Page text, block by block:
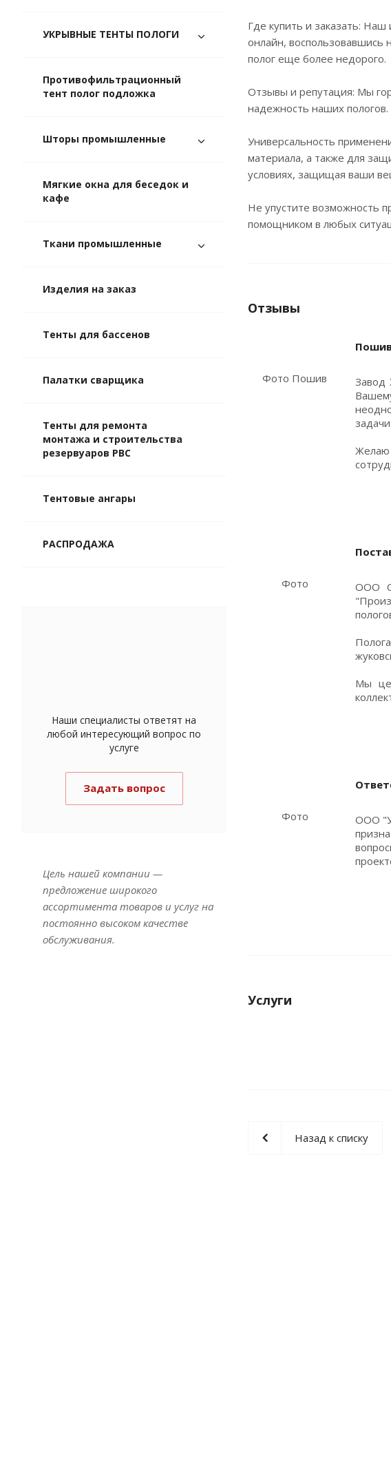
УКРЫВНЫЕ ТЕНТЫ ПОЛОГИ
Противофильтрационный
тент полог подложка
Шторы промышленные
Мягкие окна для беседок и
кафе
Ткани промышленные
Изделия на заказ
Тенты для бассенов
Палатки сварщика
Тенты для ремонта
монтажа и строительства
резервуаров РВС
Тентовые ангары
РАСПРОДАЖА
Наши специалисты ответят на
любой интересующий вопрос по
услуге
Задать вопрос
Цель нашей компании —
предложение широкого
ассортимента товаров и услуг на
постоянно высоком качестве
обслуживания.
Где купить и заказать: Наш
онлайн, воспользовавшись
полог еще более недорого.
Отзывы и репутация: Мы
надежность наших
Универсальность
материала, а также для
условиях, защищая ваши
Не упустите возможность
помощником в любых
Отзывы
Завод
Желаю
ООО
Мы
ООО
Услуги
Назад к списку